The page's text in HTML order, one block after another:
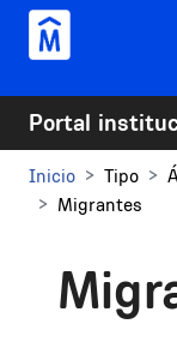
Pasar al contenido
Portal
Inicio Tipo
Migrantes